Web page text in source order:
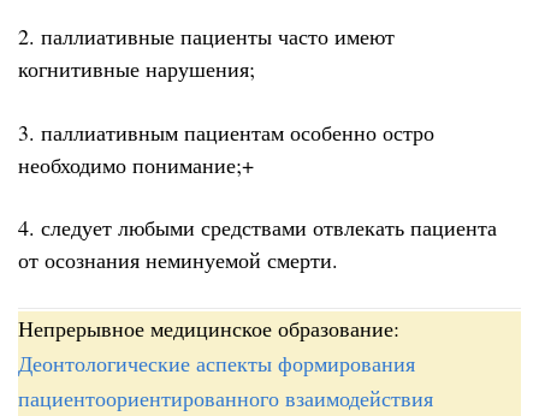
2. паллиативные пациенты часто имеют
когнитивные нарушения;
3. паллиативным пациентам особенно остро
необходимо понимание;+
4. следует любыми средствами отвлекать пациента
от осознания неминуемой смерти.
Непрерывное медицинское образование:
Деонтологические аспекты формирования
пациентоориентированного взаимодействия